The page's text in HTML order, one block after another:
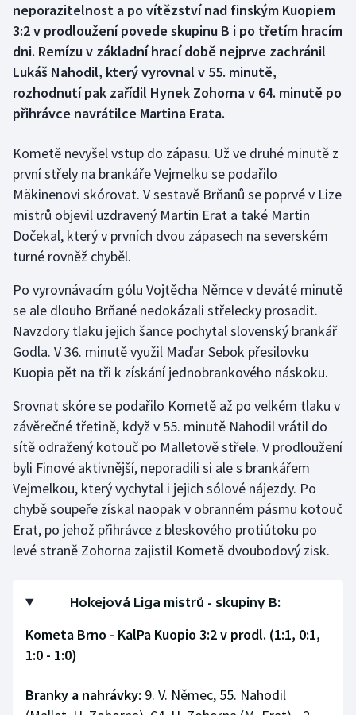
Box
Curling
Dostihy
Futsal
Golf
Gymnastika
Jezdectví
Judo
Lezení
Lyže a snowboard
Moderní pětiboj
Motorsport
Plavání
Plážový volejbal
neporazitelnost a po vítězství nad finským Kuopiem
3:2 v prodloužení povede skupinu B i po třetím hracím
dni. Remízu v základní hrací době nejprve zachránil
Lukáš Nahodil, který vyrovnal v 55. minutě,
rozhodnutí pak zařídil Hynek Zohorna v 64. minutě po
přihrávce navrátilce Martina Erata.
Kometě nevyšel vstup do zápasu. Už ve druhé minutě z
první střely na brankáře Vejmelku se podařilo
Mäkinenovi skórovat. V sestavě Brňanů se poprvé v Lize
mistrů objevil uzdravený Martin Erat a také Martin
Dočekal, který v prvních dvou zápasech na severském
turné rovněž chyběl.
Po vyrovnávacím gólu Vojtěcha Němce v deváté minutě
se ale dlouho Brňané nedokázali střelecky prosadit.
Navzdory tlaku jejich šance pochytal slovenský brankář
Godla. V 36. minutě využil Maďar Sebok přesilovku
Kuopia pět na tři k získání jednobrankového náskoku.
Srovnat skóre se podařilo Kometě až po velkém tlaku v
závěrečné třetině, když v 55. minutě Nahodil vrátil do
sítě odražený kotouč po Malletově střele. V prodloužení
byli Finové aktivnější, neporadili si ale s brankářem
Vejmelkou, který vychytal i jejich sólové nájezdy. Po
chybě soupeře získal naopak v obranném pásmu kotouč
Erat, po jehož přihrávce z bleskového protiútoku po
levé straně Zohorna zajistil Kometě dvoubodový zisk.
Hokejová Liga mistrů - skupiny B:
Kometa Brno - KalPa Kuopio 3:2 v prodl. (1:1, 0:1,
1:0 - 1:0)
Branky a nahrávky: 9. V. Němec, 55. Nahodil